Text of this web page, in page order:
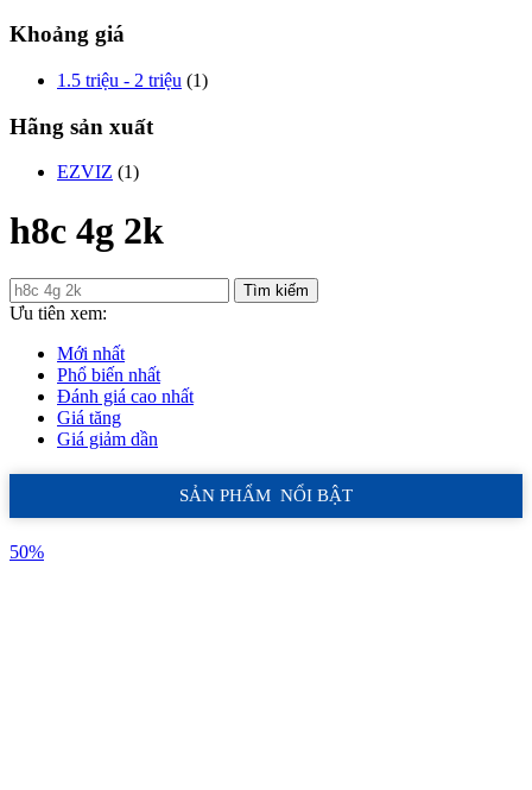
Khoảng giá
1.5 triệu - 2 triệu (1)
Hãng sản xuất
EZVIZ (1)
h8c 4g 2k
Tìm kiếm
Ưu tiên xem:
Mới nhất
Phổ biến nhất
Đánh giá cao nhất
Giá tăng
Giá giảm dần
SẢN PHẨM NỔI BẬT
50%